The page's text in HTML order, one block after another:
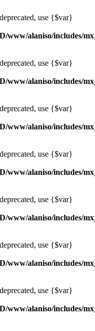
use {$var}
www/alaniso/includes/
use {$var}
www/alaniso/includes/
use {$var}
www/alaniso/includes/
use {$var}
www/alaniso/includes/
use {$var}
www/alaniso/includes/
use {$var}
www/alaniso/includes/
use {$var}
www/alaniso/includes/